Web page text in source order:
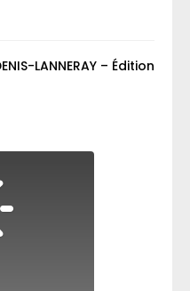
LANNERAY – Édition